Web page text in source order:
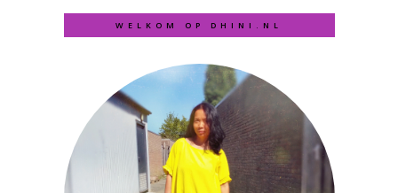
WELKOM OP DHINI.NL